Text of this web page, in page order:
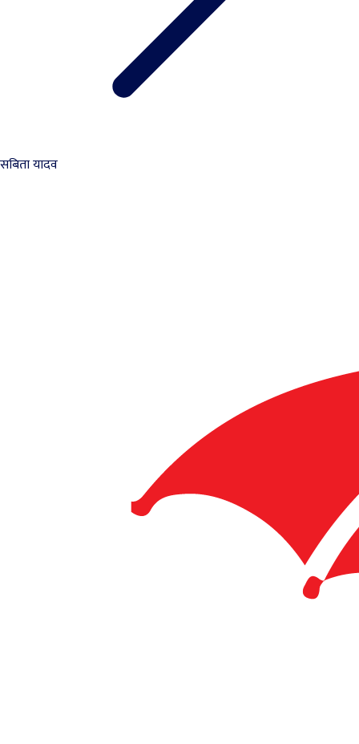
सबिता यादव